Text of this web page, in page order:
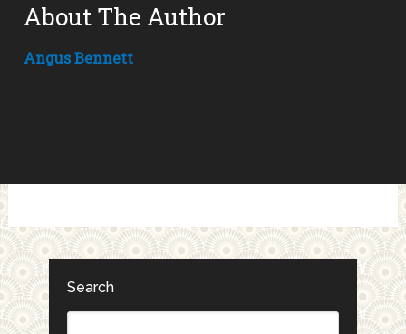
About The Author
Angus Bennett
Search